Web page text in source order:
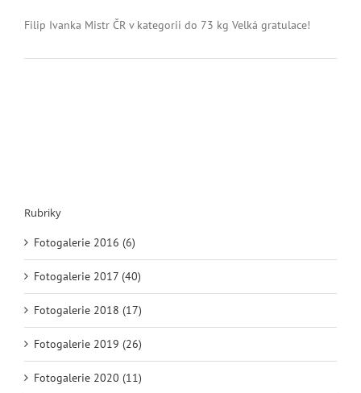
s
Filip Ivanka Mistr ČR v kategorii do 73 kg Velká gratulace!
Rubriky
Fotogalerie 2016 (6)
Fotogalerie 2017 (40)
Fotogalerie 2018 (17)
Fotogalerie 2019 (26)
Fotogalerie 2020 (11)